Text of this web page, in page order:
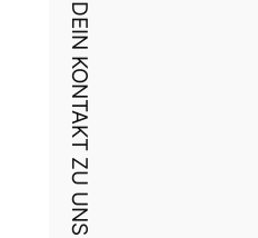
DEIN KONTAKT ZU UNS